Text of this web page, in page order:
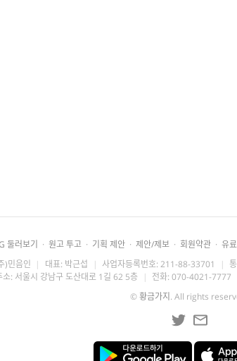
둘러보기 · 원고 투고 · 기획 제안 · 제안/제보 · 회원약관 · 유
)민음인 | 대표: 박근섭 | 사업자등록번호: 211-88-33701 |
소: 서울시 강남구 도산대로 1길 62 5층 | 전화: 070-4021-7777
©황금가지 . All rights